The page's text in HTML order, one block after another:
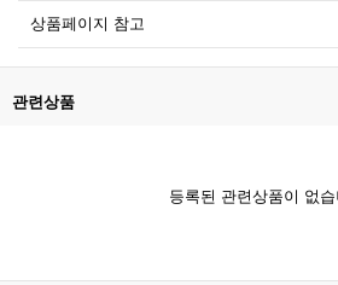
상품페이지 참고
관련상품
등록된 관련상품이 없습